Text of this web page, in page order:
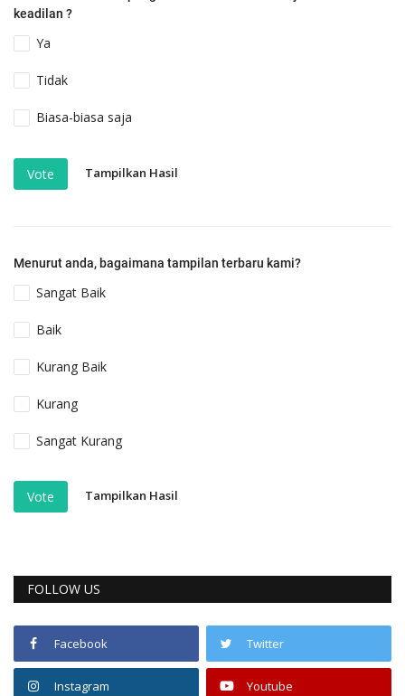
keadilan ?
Ya
Tidak
Biasa-biasa saja
Vote Tampilkan Hasil
Menurut anda, bagaimana tampilan terbaru kami?
Sangat Baik
Baik
Kurang Baik
Kurang
Sangat Kurang
Vote Tampilkan Hasil
FOLLOW US
Facebook Twitter
Instagram Youtube